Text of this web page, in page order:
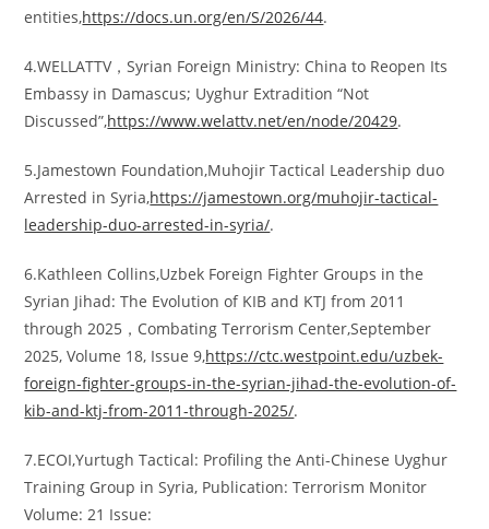
entities,https://docs.un.org/en/S/2026/44.
4.WELLATTV，Syrian Foreign Ministry: China to Reopen Its
Embassy in Damascus; Uyghur Extradition “Not
Discussed”,https://www.welattv.net/en/node/20429.
5.Jamestown Foundation,Muhojir Tactical Leadership duo
Arrested in Syria,https://jamestown.org/muhojir-tactical-
leadership-duo-arrested-in-syria/.
6.Kathleen Collins,Uzbek Foreign Fighter Groups in the
Syrian Jihad: The Evolution of KIB and KTJ from 2011
through 2025，Combating Terrorism Center,September
2025, Volume 18, Issue 9,https://ctc.westpoint.edu/uzbek-
foreign-fighter-groups-in-the-syrian-jihad-the-evolution-of-
kib-and-ktj-from-2011-through-2025/.
7.ECOI,Yurtugh Tactical: Profiling the Anti-Chinese Uyghur
Training Group in Syria, Publication: Terrorism Monitor
Volume: 21 Issue: